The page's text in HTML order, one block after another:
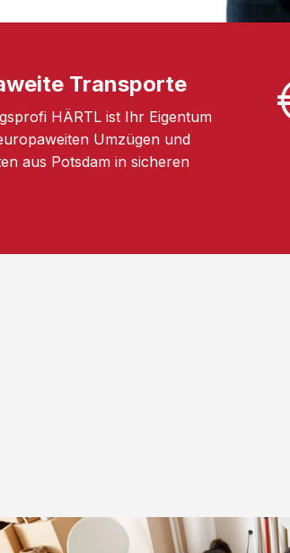
Transporte
HÄRTL ist Ihr Eigentum
Umzügen und
aus Potsdam in sicheren